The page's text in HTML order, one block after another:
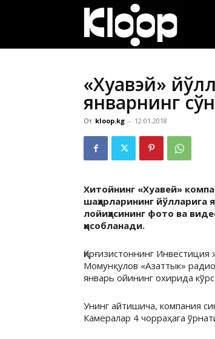
«Хуавэй»
январнинг
От kloop.kg - 12.01.2018
Хитойнинг «Хуавей»
шаҳарларининг йўлларига
лойиҳасининг фото ва
ҳисобланади.
Қирғизистоннинг
Момунқулов «Азаттык»
январь ойининг охирида
Унинг айтишича, компания
Камералар 4 чорраҳага